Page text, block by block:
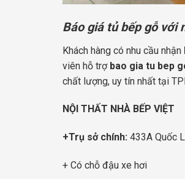
Báo giá tủ bếp gỗ với
Khách hàng có nhu cầu nhận
viên hỗ trợ bao gia tu bep
chất lượng, uy tín nhất tại
NỘI THẤT NHÀ BẾP VIỆT
+Trụ sở chính: 433A Quốc
+ Có chỗ đậu xe hơi